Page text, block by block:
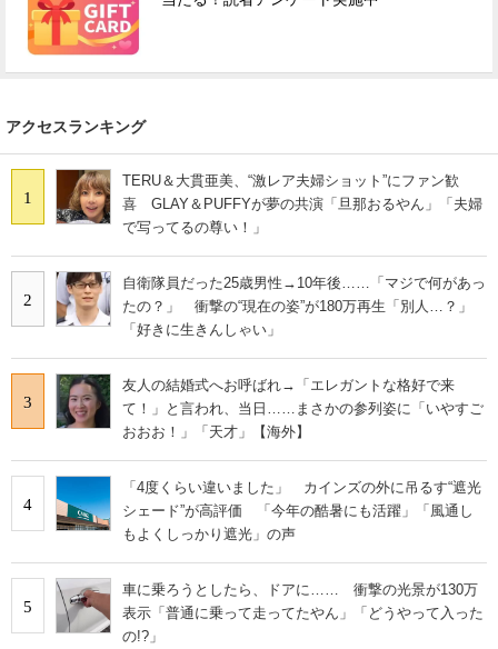
アクセスランキング
1
TERU＆大貫亜美、“激レア夫婦ショット”にファン歓
喜 GLAY＆PUFFYが夢の共演「旦那おるやん」「夫婦
で写ってるの尊い！」
2
自衛隊員だった25歳男性→10年後……「マジで何があっ
たの？」 衝撃の“現在の姿”が180万再生「別人…？」
「好きに生きんしゃい」
3
友人の結婚式へお呼ばれ→「エレガントな格好で来
て！」と言われ、当日……まさかの参列姿に「いやすご
おおお！」「天才」【海外】
4
「4度くらい違いました」 カインズの外に吊るす“遮光
シェード”が高評価 「今年の酷暑にも活躍」「風通し
もよくしっかり遮光」の声
5
車に乗ろうとしたら、ドアに…… 衝撃の光景が130万
表示「普通に乗って走ってたやん」「どうやって入った
の!?」